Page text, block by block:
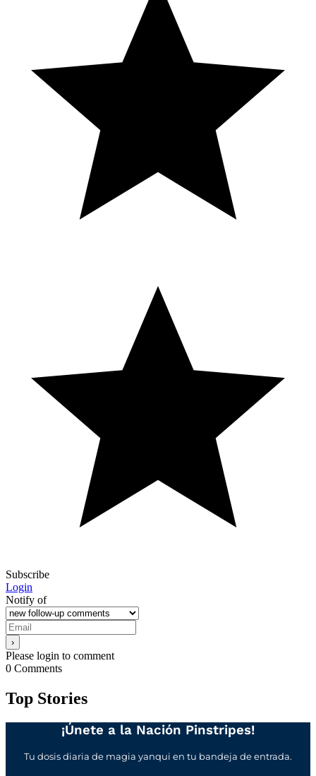
Subscribe
Login
Notify of
Please login to comment
0 Comments
Top Stories
¡Únete a la Nación Pinstripes!
Tu dosis diaria de magia yanqui en tu bandeja de entrada.